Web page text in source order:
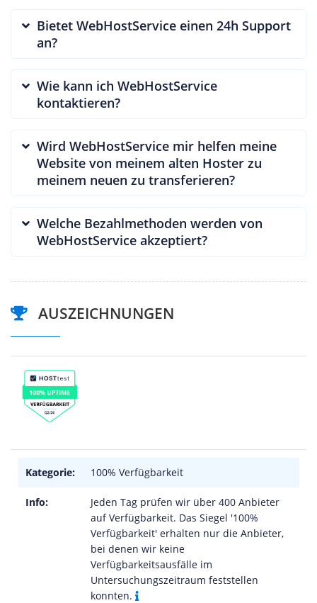
Bietet WebHostService einen 24h Support
an?
Wie kann ich WebHostService
kontaktieren?
Wird WebHostService mir helfen meine
Website von meinem alten Hoster zu
meinem neuen zu transferieren?
Welche Bezahlmethoden werden von
WebHostService akzeptiert?
AUSZEICHNUNGEN
Kategorie: 100% Verfügbarkeit
Info:
Jeden Tag prüfen wir über 400 Anbieter
auf Verfügbarkeit. Das Siegel '100%
Verfügbarkeit' erhalten nur die Anbieter,
bei denen wir keine
Verfügbarkeitsausfälle im
Untersuchungszeitraum feststellen
konnten.